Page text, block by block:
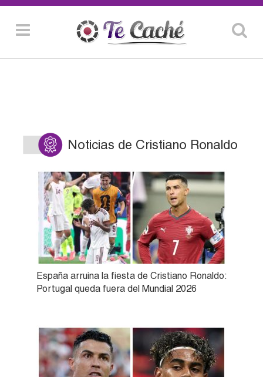
Noticias de Cristiano Ronaldo
España arruina la fiesta de Cristiano Ronaldo:
Portugal queda fuera del Mundial 2026